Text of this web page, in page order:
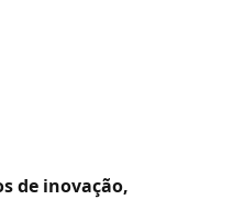
de inovação,